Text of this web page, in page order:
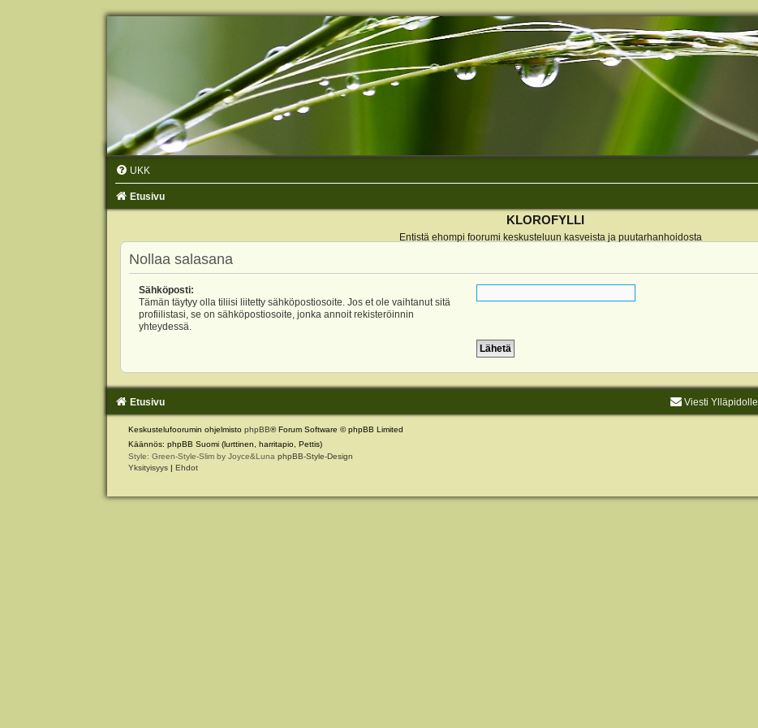
UKK
Etusivu
KLOROFYLLI
Entistä ehompi foorumi keskusteluun kasveista ja puutarhanhoidosta
Nollaa salasana
Sähköposti:
Tämän täytyy olla tiliisi liitetty sähköpostiosoite. Jos et ole vaihtanut sitä
profiilistasi, se on sähköpostiosoite, jonka annoit rekisteröinnin
yhteydessä.
Etusivu Viesti Ylläpidolle
Keskustelufoorumin ohjelmisto phpBB® Forum Software © phpBB Limited
Käännös: phpBB Suomi (lurttinen, harritapio, Pettis)
Style: Green-Style-Slim by Joyce&Luna phpBB-Style-Design
Yksityisyys | Ehdot